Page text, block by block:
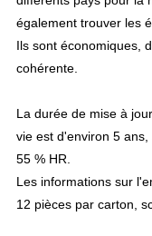
également trouver les
Ils sont économiques,
cohérente.
La durée de mise à
vie est d'environ 5
55 % HR.
Les informations sur
12 pièces par carton,